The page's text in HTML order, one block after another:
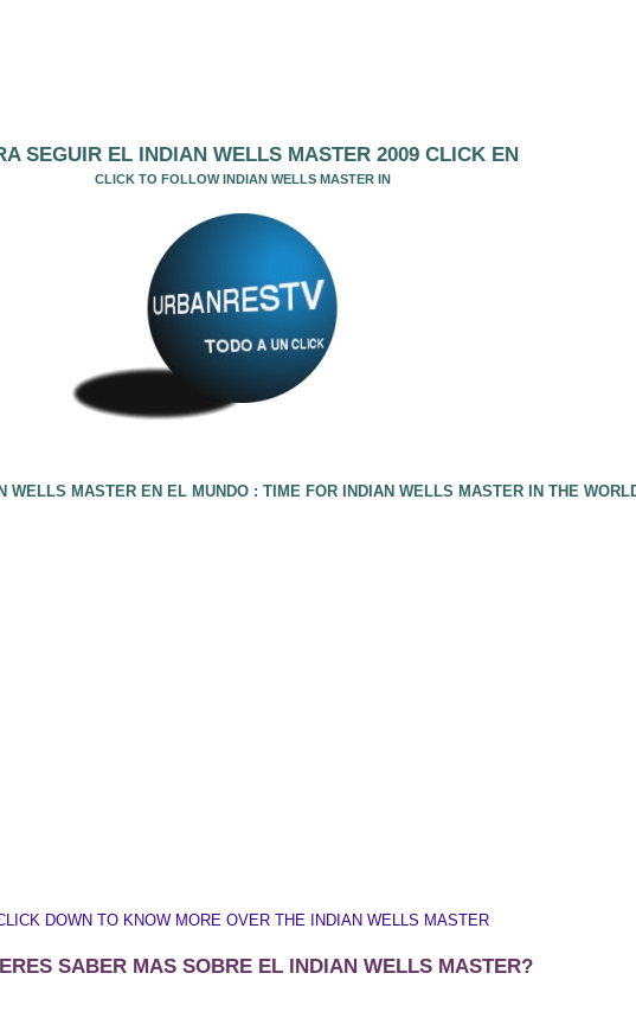
SEGUIR EL INDIAN WELLS MASTER 2009 CLICK EN
CLICK TO FOLLOW INDIAN WELLS MASTER IN
WELLS MASTER EN EL MUNDO : TIME FOR INDIAN WELLS MASTER IN THE
DOWN TO KNOW MORE OVER THE INDIAN WELLS MASTER
SABER MAS SOBRE EL INDIAN WELLS MASTER?